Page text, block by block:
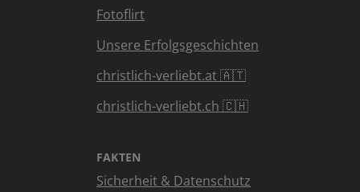
Fotoflirt
Unsere Erfolgsgeschichten
christlich-verliebt.at 🇦🇹
christlich-verliebt.ch 🇨🇭
FAKTEN
Sicherheit & Datenschutz